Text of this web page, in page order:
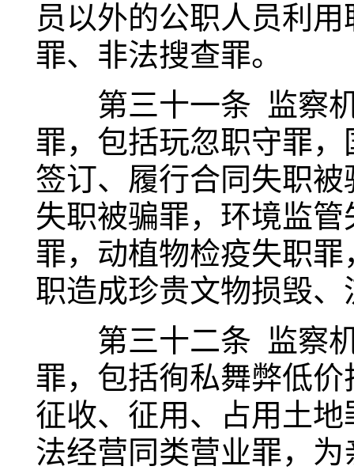
员以外的公职人员利
罪、非法搜查罪。
第三十一条 监察机
罪，包括玩忽职守罪
签订、履行合同失职
失职被骗罪，环境监
罪，动植物检疫失职
职造成珍贵文物损毁
第三十二条 监察机
罪，包括徇私舞弊低
征收、征用、占用土
法经营同类营业罪，